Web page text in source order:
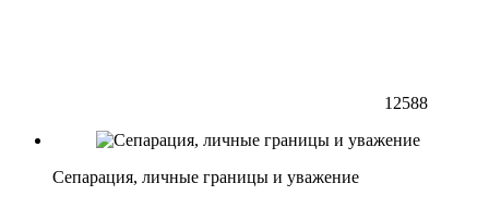
12588
Сепарация, личные границы и уважение